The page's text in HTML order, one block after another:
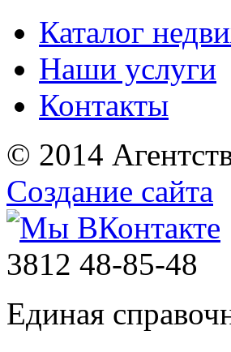
Каталог
Наши услуги
Контакты
© 2014
Создание сайта
3812 48-85-48
Единая